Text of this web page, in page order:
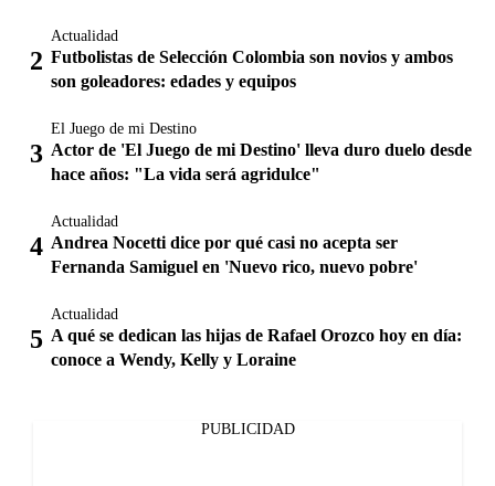
Actualidad
Futbolistas de Selección Colombia son novios y ambos
son goleadores: edades y equipos
El Juego de mi Destino
Actor de 'El Juego de mi Destino' lleva duro duelo desde
hace años: "La vida será agridulce"
Actualidad
Andrea Nocetti dice por qué casi no acepta ser
Fernanda Samiguel en 'Nuevo rico, nuevo pobre'
Actualidad
A qué se dedican las hijas de Rafael Orozco hoy en día:
conoce a Wendy, Kelly y Loraine
PUBLICIDAD